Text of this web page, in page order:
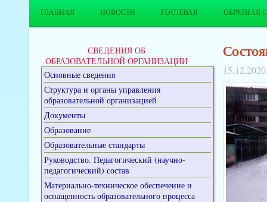
ГЛАВНАЯ НОВОСТИ ГОСТЕВАЯ ОБРАТНАЯ
СВЕДЕНИЯ ОБ
ОБРАЗОВАТЕЛЬНОЙ ОРГАНИЗАЦИИ
Основные сведения
Структура и органы управления
образовательной организацией
Документы
Образование
Образовательные стандарты
Руководство. Педагогический (научно-
педагогический) состав
Материально-техническое обеспечение и
оснащенность образовательного процесса
15.12.2020